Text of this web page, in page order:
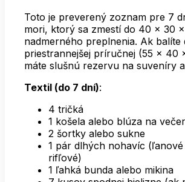
Toto je preverený zoznam pre 7
mori, ktorý sa zmestí do 40 × 30
nadmerného preplnenia. Ak balíte
priestrannejšej príručnej (55 × 40
máte slušnú rezervu na suveníry
Textil (do 7 dní):
4 tričká
1 košela alebo blúza na večer
2 šortky alebo sukne
1 pár dlhých nohavíc (ľanové
rifľové)
1 ľahká bunda alebo mikina